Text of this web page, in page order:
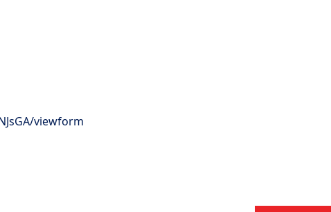
viewform